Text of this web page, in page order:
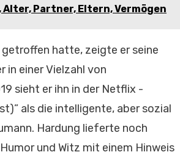
Alter, Partner, Eltern, Vermögen
hatte, zeigte er seine
in einer Vielzahl von
sieht er ihn in der Netflix -
als die intelligente, aber sozial
Hardung lieferte noch
und Witz mit einem Hinweis